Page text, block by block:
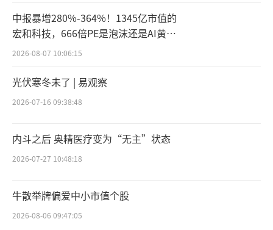
自中国的公司的限制只会不断升级，牵扯到的
公司也会越来越多。
关税等等各种反商业道德手段上盖的“遮羞
几家的企业，更是整个中国生物医药产业。
如今对中国生物医药领域的围剿和制裁，
年美国政府禁止在美军基地销售华为和中兴手
机；2019年起对华为进行了长达两年的四轮制
中报暴增280%-364%！1345亿市值的
宏和科技，666倍PE是泡沫还是AI黄
金？
2026-08-07 10:06:15
光伏寒冬未了 | 易观察
2026-07-16 09:38:48
内斗之后 奥精医疗变为“无主”状态
2026-07-27 10:48:18
牛散举牌偏爱中小市值个股
2026-08-06 09:47:05